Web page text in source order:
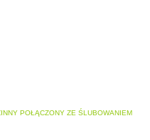
POŁĄCZONY ZE ŚLUBOWANIEM